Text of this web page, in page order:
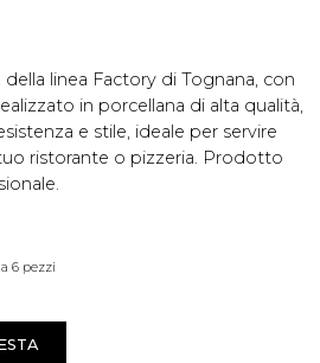
linea Factory di Tognana, con
in porcellana di alta qualità,
e stile, ideale per servire
ristorante o pizzeria. Prodotto
6 pezzi